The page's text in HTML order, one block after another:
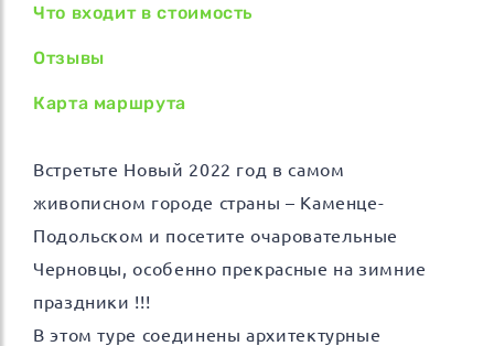
Что входит в стоимость
Отзывы
Карта маршрута
Встретьте Новый 2022 год в самом
живописном городе страны – Каменце-
Подольском и посетите очаровательные
Черновцы, особенно прекрасные на зимние
праздники !!!
В этом туре соединены архитектурные